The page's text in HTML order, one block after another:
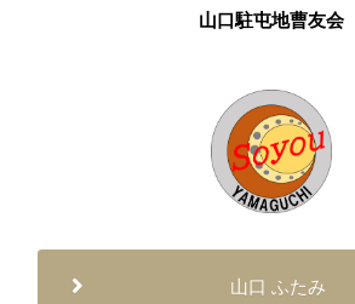
山口駐屯地曹友会
山口 ふたみ